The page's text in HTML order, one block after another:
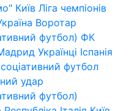
Київ Ліга чемпіонів
Воротар
футбол) ФК
Українці Іспанія
футбол
удар
футбол)